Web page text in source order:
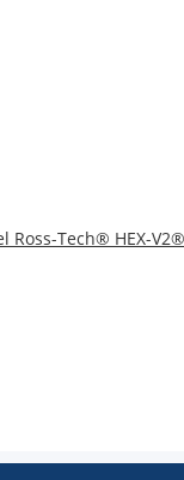
Ross-Tech® HEX-